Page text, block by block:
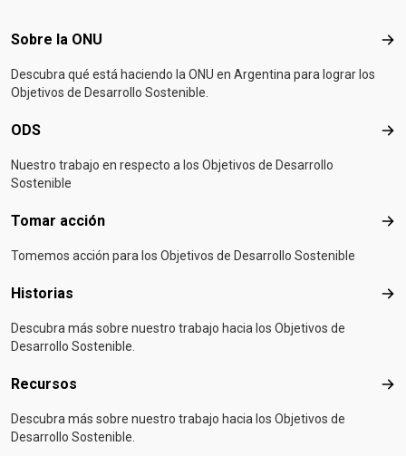
Footer menu
Sobre la ONU
Descubra qué está haciendo la ONU en Argentina para lograr los
Objetivos de Desarrollo Sostenible.
ODS
Nuestro trabajo en respecto a los Objetivos de Desarrollo
Sostenible
Tomar acción
Tomemos acción para los Objetivos de Desarrollo Sostenible
Historias
Descubra más sobre nuestro trabajo hacia los Objetivos de
Desarrollo Sostenible.
Recursos
Descubra más sobre nuestro trabajo hacia los Objetivos de
Desarrollo Sostenible.